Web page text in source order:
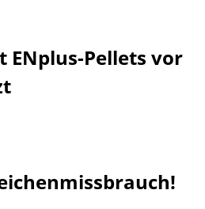
Pellets vor